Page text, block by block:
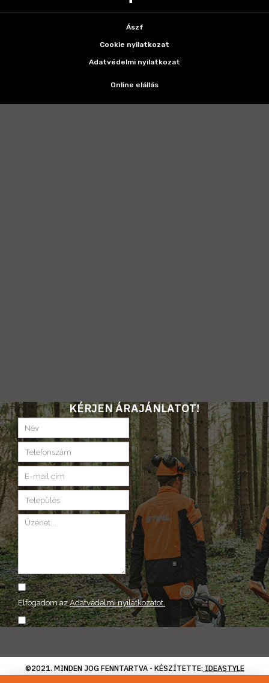
Ászf
Cookie nyilatkozat
Adatvédelmi nyilatkozat
Online elállás
KÉRJEN ÁRAJÁNLATOT!
Elfogadom azAdatvédelmi nyilatkozatot.
ELKÜLD
©2021. MINDEN JOG FENNTARTVA - KÉSZÍTETTE: IDEASTYLE